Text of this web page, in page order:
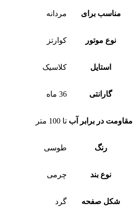
مناسب برای مردانه
نوع موتور کوارتز
استایل کلاسیک
گارانتی 36 ماه
مقاومت در برابر آب تا 100 متر
رنگ طوسی
نوع بند چرمی
شکل صفحه گرد